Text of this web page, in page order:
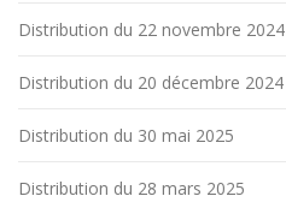
s
r
i
c
Distribution du 22 novembre 2024
Distribution du 20 décembre 2024
Distribution du 30 mai 2025
Distribution du 28 mars 2025